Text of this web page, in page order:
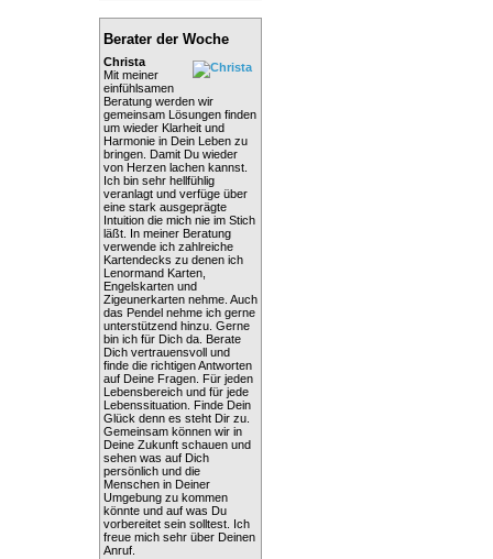
Berater der Woche
Christa
Mit meiner
einfühlsamen
Beratung werden wir
gemeinsam Lösungen finden
um wieder Klarheit und
Harmonie in Dein Leben zu
bringen. Damit Du wieder
von Herzen lachen kannst.
Ich bin sehr hellfühlig
veranlagt und verfüge über
eine stark ausgeprägte
Intuition die mich nie im Stich
läßt. In meiner Beratung
verwende ich zahlreiche
Kartendecks zu denen ich
Lenormand Karten,
Engelskarten und
Zigeunerkarten nehme. Auch
das Pendel nehme ich gerne
unterstützend hinzu. Gerne
bin ich für Dich da. Berate
Dich vertrauensvoll und
finde die richtigen Antworten
auf Deine Fragen. Für jeden
Lebensbereich und für jede
Lebenssituation. Finde Dein
Glück denn es steht Dir zu.
Gemeinsam können wir in
Deine Zukunft schauen und
sehen was auf Dich
persönlich und die
Menschen in Deiner
Umgebung zu kommen
könnte und auf was Du
vorbereitet sein solltest. Ich
freue mich sehr über Deinen
Anruf.